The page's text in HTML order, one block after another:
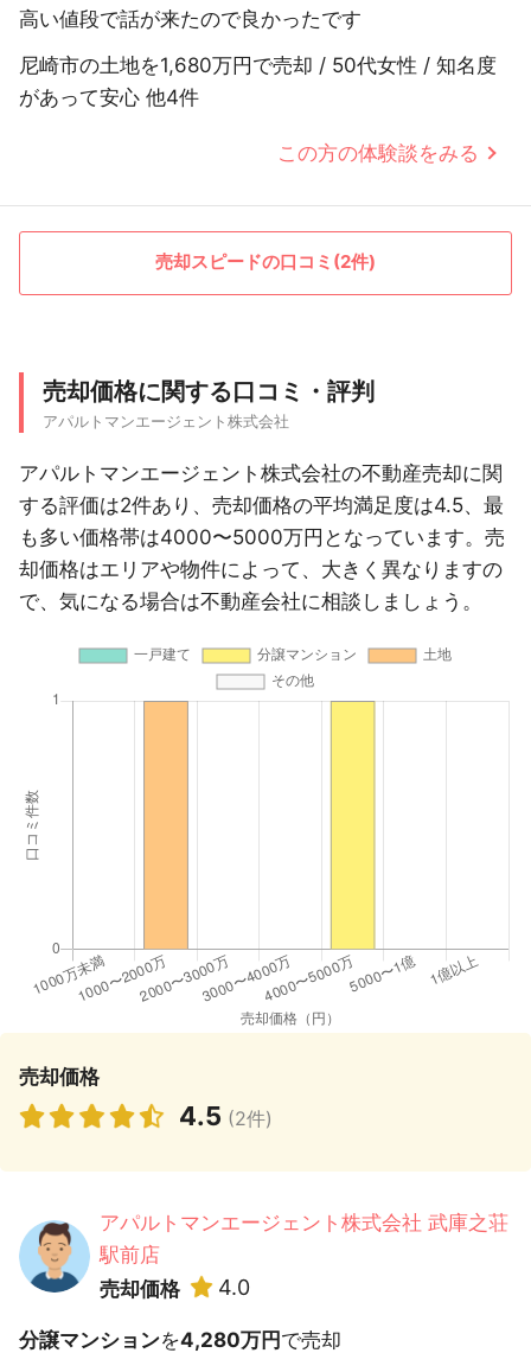
高い値段で話が来たので良かったです
尼崎市の土地を1,680万円で売却 / 50代女性 / 知名度
があって安心 他4件
この方の体験談をみる
売却スピードの口コミ(2件)
売却価格に関する口コミ・評判
アパルトマンエージェント株式会社
アパルトマンエージェント株式会社の不動産売却に関
する評価は2件あり、売却価格の平均満足度は4.5、最
も多い価格帯は4000〜5000万円となっています。売
却価格はエリアや物件によって、大きく異なりますの
で、気になる場合は不動産会社に相談しましょう。
売却価格
4.5 (2件)
アパルトマンエージェント株式会社 武庫之荘
駅前店
売却価格
4.0
分譲マンションを4,280万円で売却